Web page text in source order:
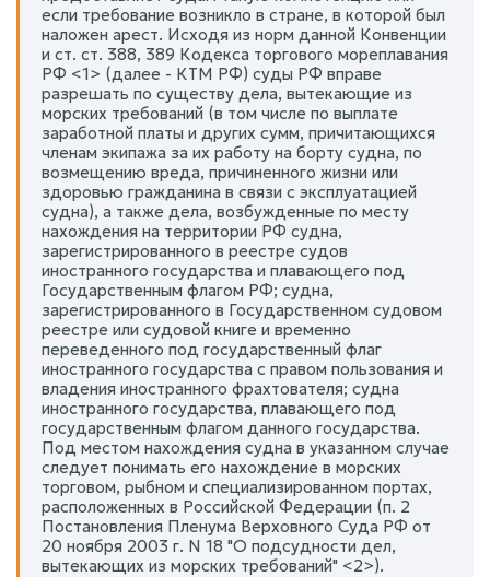
если требование возникло в стране, в которой был
наложен арест. Исходя из норм данной Конвенции
и ст. ст. 388, 389 Кодекса торгового мореплавания
РФ <1> (далее - КТМ РФ) суды РФ вправе
разрешать по существу дела, вытекающие из
морских требований (в том числе по выплате
заработной платы и других сумм, причитающихся
членам экипажа за их работу на борту судна, по
возмещению вреда, причиненного жизни или
здоровью гражданина в связи с эксплуатацией
судна), а также дела, возбужденные по месту
нахождения на территории РФ судна,
зарегистрированного в реестре судов
иностранного государства и плавающего под
Государственным флагом РФ; судна,
зарегистрированного в Государственном судовом
реестре или судовой книге и временно
переведенного под государственный флаг
иностранного государства с правом пользования и
владения иностранного фрахтователя; судна
иностранного государства, плавающего под
государственным флагом данного государства.
Под местом нахождения судна в указанном случае
следует понимать его нахождение в морских
торговом, рыбном и специализированном портах,
расположенных в Российской Федерации (п. 2
Постановления Пленума Верховного Суда РФ от
20 ноября 2003 г. N 18 "О подсудности дел,
вытекающих из морских требований" <2>).